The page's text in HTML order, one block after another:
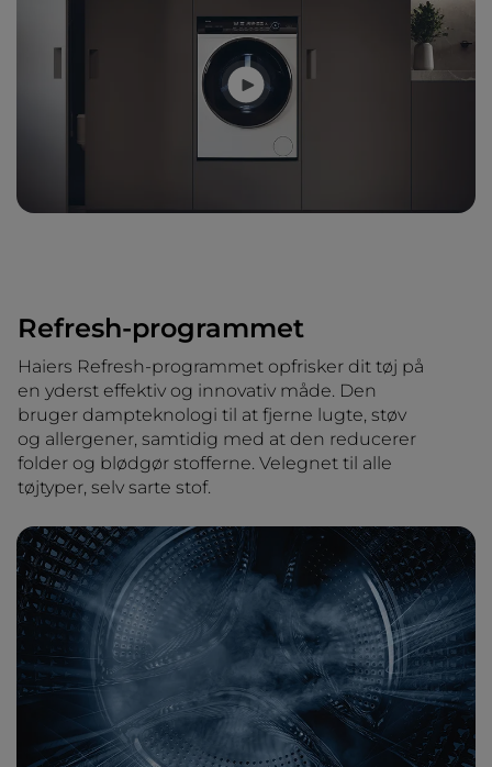
Refresh-programmet
Haiers Refresh-programmet opfrisker dit tøj på
en yderst effektiv og innovativ måde. Den
bruger dampteknologi til at fjerne lugte, støv
og allergener, samtidig med at den reducerer
folder og blødgør stofferne. Velegnet til alle
tøjtyper, selv sarte stof.